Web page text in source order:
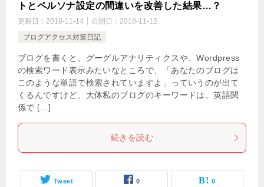
トとペルソナ設定の間違いを改善した結果…？
更新日： 2018-11-14 公開日： 2018-11-12
ブログアクセス対策日記
ブログを書くと、グーグルアナリティクスや、Wordpress
の検索ワード表示みたいなところで、「あなたのブログは
このような単語で検索されていますよ」っていうのが出て
くるんですけど、大体私のブログのキーワードは、英語関
係で […]
続きを読む
Tweet 0 0